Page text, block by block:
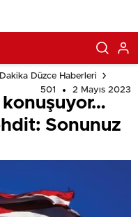
Düzce Haberleri
501
2 Mayıs 2023
konuşuyor…
Sonunuz